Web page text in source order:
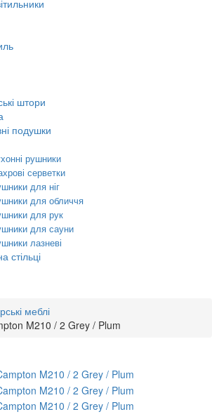
штори
подушки
рушники
серветки
для ніг
для обличчя
для рук
для сауни
лазневі
стільці
меблі
M210 / 2 Grey / Plum